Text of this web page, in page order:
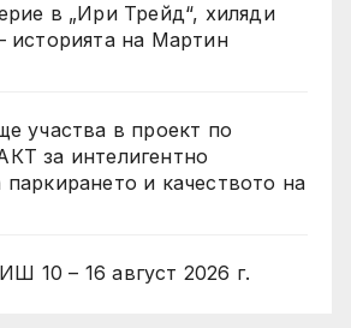
в „Ири Трейд“, хиляди
историята на Мартин
участва в проект по
за интелигентно
паркирането и качеството на
10 – 16 август 2026 г.